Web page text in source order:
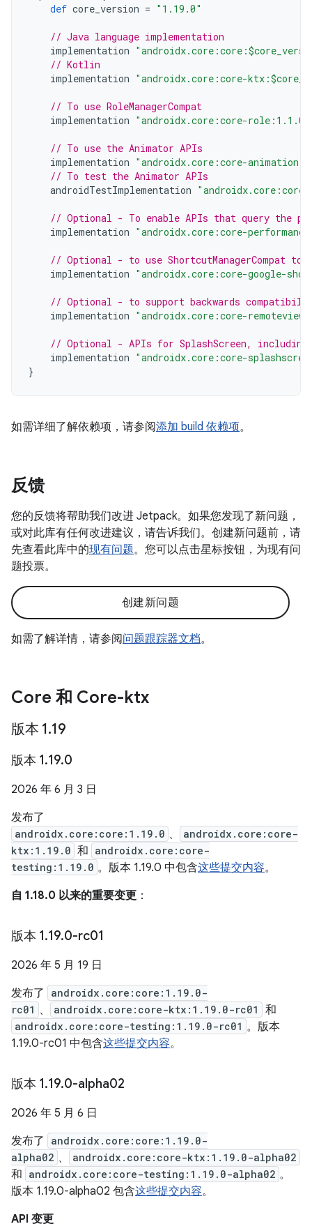
def core_version = "1.19.0"
// Java language implementation
implementation
// Kotlin
implementation "androidx.core:core-
// To use RoleManagerCompat
implementation "androidx.core:core-role:1.1.0"
// To use the Animator APIs
implementation "androidx.core:core-
// To test the Animator APIs
androidTestImplementation
// Optional - To enable APIs that query the
implementation "androidx.core:core-
// Optional - to use ShortcutManagerCompat to
implementation "androidx.core:core-google-
// Optional - to support backwards
implementation "androidx.core:core-
// Optional - APIs for SplashScreen,
implementation "androidx.core:core-
}
如需详细了解依赖项，请参阅添加 build 依赖项。
反馈
您的反馈将帮助我们改进 Jetpack。如果您发现了新问题，
或对此库有任何改进建议，请告诉我们。创建新问题前，请
先查看此库中的现有问题。您可以点击星标按钮，为现有问
题投票。
创建新问题
如需了解详情，请参阅问题跟踪器文档。
Core 和 Core-ktx
版本 1.19
版本 1.19.0
2026 年 6 月 3 日
发布了
androidx.core:core:1.19.0 、
androidx.core:core-
ktx:1.19.0 和 androidx.core:core-
testing:1.19.0 。版本 1.19.0 中包含这些提交内容。
自 1.18.0 以来的重要变更 ：
版本 1.19.0-rc01
2026 年 5 月 19 日
发布了
androidx.core:core:1.19.0-
rc01 、 androidx.core:core-ktx:1.19.0-rc01 和
androidx.core:core-testing:1.19.0-rc01 。版本
1.19.0-rc01 中包含这些提交内容。
版本 1.19.0-alpha02
2026 年 5 月 6 日
发布了
androidx.core:core:1.19.0-
alpha02 、 androidx.core:core-ktx:1.19.0-alpha02
和 androidx.core:core-testing:1.19.0-alpha02 。
版本 1.19.0-alpha02 包含这些提交内容。
API 变更